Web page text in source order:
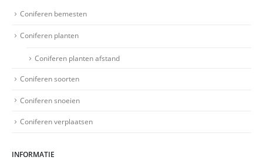
Coniferen bemesten
Coniferen planten
Coniferen planten afstand
Coniferen soorten
Coniferen snoeien
Coniferen verplaatsen
INFORMATIE